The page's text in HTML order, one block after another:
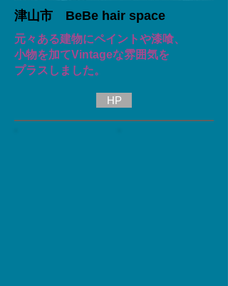
津山市 BeBe hair space
元々ある建物にペイントや漆喰、
小物を加てVintageな雰囲気を
プラスしました。
HP